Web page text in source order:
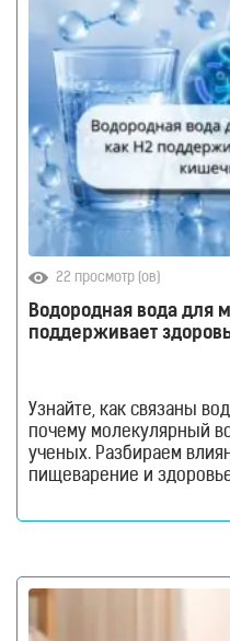
приборы
Щетки
тела
Фотоэпиляторы
Очистители
воздуха
Измерительные
приборы
Товары
для
здоровья
терапии
Дезинфекторы
Аксессуары
ИССЛЕДОВАНИЯ
FAQ
H2Voda!
22 просмотр (ов)
Водородная вода для
поддерживает
Узнайте, как связаны
почему молекулярный
ученых. Разбираем
пищеварение и
Кишечник давно
важнейших систем